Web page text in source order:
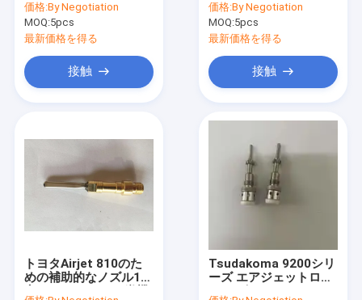
の空気ジェット機の織
機は使用する
価格:By Negotiation
MOQ:5pcs
最新価格を得る
接触
用年数を分ける
価格:By Negotiation
MOQ:5pcs
最新価格を得る
接触
トヨタAirjet 810のた
めの補助的なノズル1の
Tsudakoma 9200シリ
ーズ エアジェットロー